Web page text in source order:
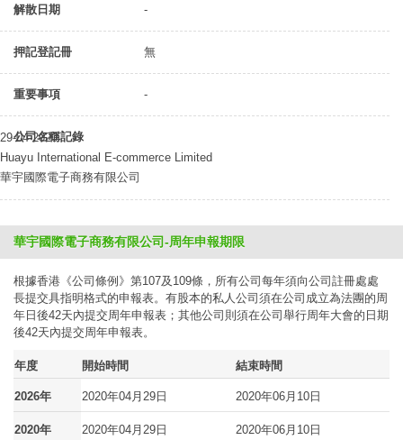
解散日期 -
押記登記冊 無
重要事項 -
公司名稱記錄
29-04-2020
Huayu International E-commerce Limited
華宇國際電子商務有限公司
華宇國際電子商務有限公司-周年申報期限
根據香港《公司條例》第107及109條，所有公司每年須向公司註冊處處
長提交具指明格式的申報表。有股本的私人公司須在公司成立為法團的周
年日後42天內提交周年申報表；其他公司則須在公司舉行周年大會的日期
後42天內提交周年申報表。
年度 開始時間 結束時間
2026年 2020年04月29日 2020年06月10日
2020年 2020年04月29日 2020年06月10日